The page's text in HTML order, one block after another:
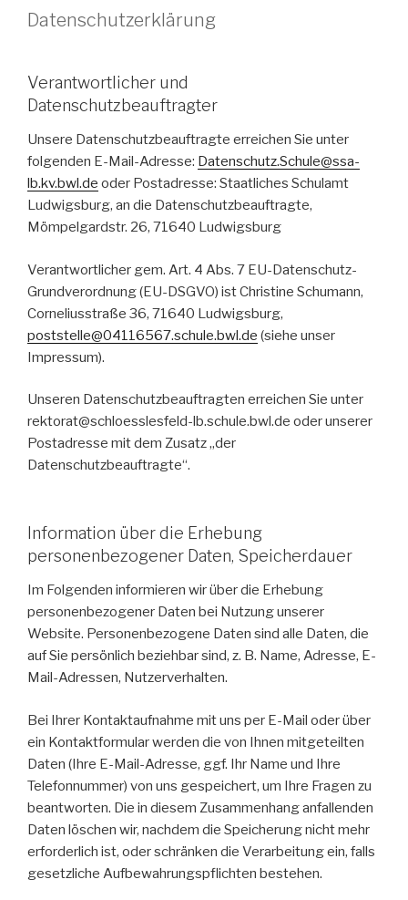
Datenschutzerklärung
Verantwortlicher und
Datenschutzbeauftragter
Unsere Datenschutzbeauftragte erreichen Sie unter
folgenden E-Mail-Adresse: Datenschutz.Schule@ssa-
lb.kv.bwl.de oder Postadresse: Staatliches Schulamt
Ludwigsburg, an die Datenschutzbeauftragte,
Mömpelgardstr. 26, 71640 Ludwigsburg
Verantwortlicher gem. Art. 4 Abs. 7 EU-Datenschutz-
Grundverordnung (EU-DSGVO) ist Christine Schumann,
Corneliusstraße 36, 71640 Ludwigsburg,
poststelle@04116567.schule.bwl.de (siehe unser
Impressum).
Unseren Datenschutzbeauftragten erreichen Sie unter
rektorat@schloesslesfeld-lb.schule.bwl.de oder unserer
Postadresse mit dem Zusatz „der
Datenschutzbeauftragte“.
Information über die Erhebung
personenbezogener Daten, Speicherdauer
Im Folgenden informieren wir über die Erhebung
personenbezogener Daten bei Nutzung unserer
Website. Personenbezogene Daten sind alle Daten, die
auf Sie persönlich beziehbar sind, z. B. Name, Adresse, E-
Mail-Adressen, Nutzerverhalten.
Bei Ihrer Kontaktaufnahme mit uns per E-Mail oder über
ein Kontaktformular werden die von Ihnen mitgeteilten
Daten (Ihre E-Mail-Adresse, ggf. Ihr Name und Ihre
Telefonnummer) von uns gespeichert, um Ihre Fragen zu
beantworten. Die in diesem Zusammenhang anfallenden
Daten löschen wir, nachdem die Speicherung nicht mehr
erforderlich ist, oder schränken die Verarbeitung ein, falls
gesetzliche Aufbewahrungspflichten bestehen.